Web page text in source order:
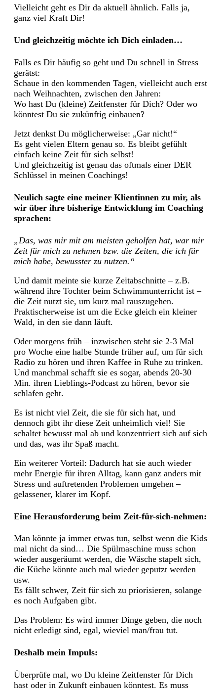
Vielleicht geht es Dir da aktuell ähnlich. Falls ja,
ganz viel Kraft Dir!
Und gleichzeitig möchte ich Dich einladen…
Falls es Dir häufig so geht und Du schnell in Stress
gerätst:
Schaue in den kommenden Tagen, vielleicht auch erst
nach Weihnachten, zwischen den Jahren:
Wo hast Du (kleine) Zeitfenster für Dich? Oder wo
könntest Du sie zukünftig einbauen?
Jetzt denkst Du möglicherweise: „Gar nicht!“
Es geht vielen Eltern genau so. Es bleibt gefühlt
einfach keine Zeit für sich selbst!
Und gleichzeitig ist genau das oftmals einer DER
Schlüssel in meinen Coachings!
Neulich sagte eine meiner Klientinnen zu mir, als
wir über ihre bisherige Entwicklung im Coaching
sprachen:
„Das, was mir mit am meisten geholfen hat, war mir
Zeit für mich zu nehmen bzw. die Zeiten, die ich für
mich habe, bewusster zu nutzen.“
Und damit meinte sie kurze Zeitabschnitte – z.B.
während ihre Tochter beim Schwimmunterricht ist –
die Zeit nutzt sie, um kurz mal rauszugehen.
Praktischerweise ist um die Ecke gleich ein kleiner
Wald, in den sie dann läuft.
Oder morgens früh – inzwischen steht sie 2-3 Mal
pro Woche eine halbe Stunde früher auf, um für sich
Radio zu hören und ihren Kaffee in Ruhe zu trinken.
Und manchmal schafft sie es sogar, abends 20-30
Min. ihren Lieblings-Podcast zu hören, bevor sie
schlafen geht.
Es ist nicht viel Zeit, die sie für sich hat, und
dennoch gibt ihr diese Zeit unheimlich viel! Sie
schaltet bewusst mal ab und konzentriert sich auf sich
und das, was ihr Spaß macht.
Ein weiterer Vorteil: Dadurch hat sie auch wieder
mehr Energie für ihren Alltag, kann ganz anders mit
Stress und auftretenden Problemen umgehen –
gelassener, klarer im Kopf.
Eine Herausforderung beim Zeit-für-sich-nehmen:
Man könnte ja immer etwas tun, selbst wenn die Kids
mal nicht da sind… Die Spülmaschine muss schon
wieder ausgeräumt werden, die Wäsche stapelt sich,
die Küche könnte auch mal wieder geputzt werden
usw.
Es fällt schwer, Zeit für sich zu priorisieren, solange
es noch Aufgaben gibt.
Das Problem: Es wird immer Dinge geben, die noch
nicht erledigt sind, egal, wieviel man/frau tut.
Deshalb mein Impuls:
Überprüfe mal, wo Du kleine Zeitfenster für Dich
hast oder in Zukunft einbauen könntest. Es muss